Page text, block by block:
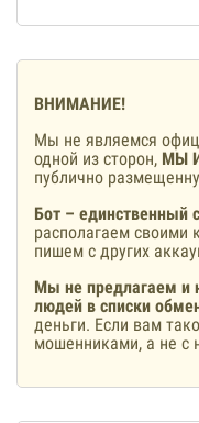
ВНИМАНИЕ!
Мы не являемся
одной из сторон, МЫ
публично
Бот – единственный
располагаем своими
пишем с других
Мы не предлагаем и
людей в списки
деньги. Если вам
мошенниками, а не с